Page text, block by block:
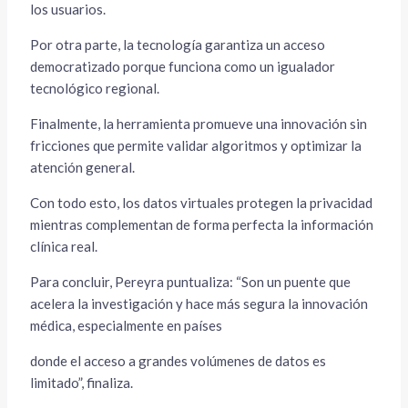
los usuarios.
Por otra parte, la tecnología garantiza un acceso
democratizado porque funciona como un igualador
tecnológico regional.
Finalmente, la herramienta promueve una innovación sin
fricciones que permite validar algoritmos y optimizar la
atención general.
Con todo esto, los datos virtuales protegen la privacidad
mientras complementan de forma perfecta la información
clínica real.
Para concluir, Pereyra puntualiza: “Son un puente que
acelera la investigación y hace más segura la innovación
médica, especialmente en países
donde el acceso a grandes volúmenes de datos es
limitado”, finaliza.